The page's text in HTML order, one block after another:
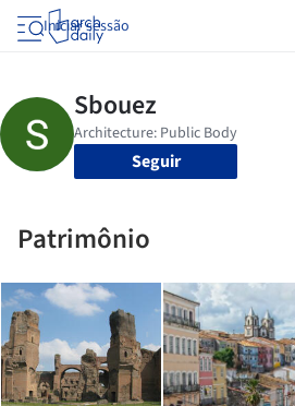
Iniciar sessão
Seguir
Patrimônio